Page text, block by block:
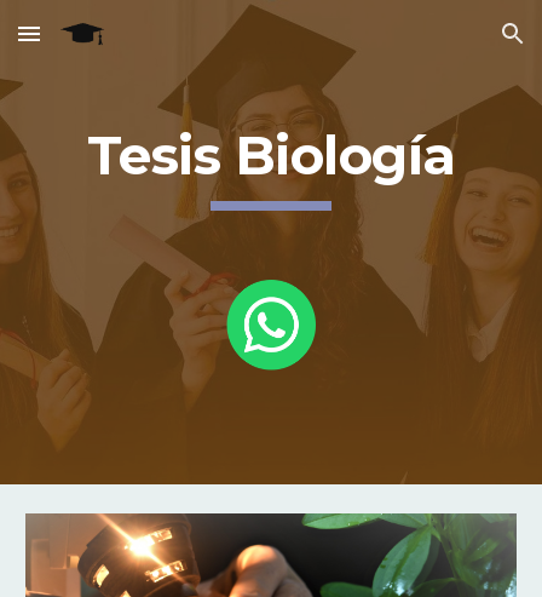
Skip to main content Skip to navigation
Tesis Biología